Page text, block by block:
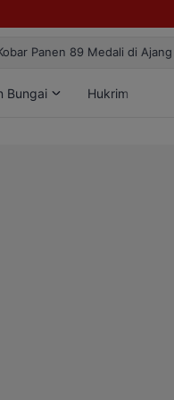
di Ajang Bergengsi
Bungai Hukrim